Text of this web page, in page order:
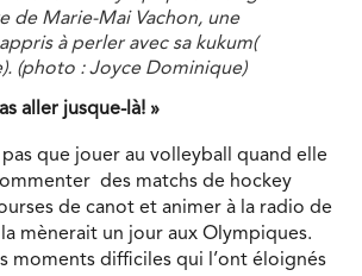
de Marie-Mai Vachon, une
à perler avec sa kukum(
(photo : Joyce Dominique)
aller jusque-là! »
que jouer au volleyball quand elle
des matchs de hockey
de canot et animer à la radio de
mènerait un jour aux Olympiques.
moments difficiles qui l’ont éloignés